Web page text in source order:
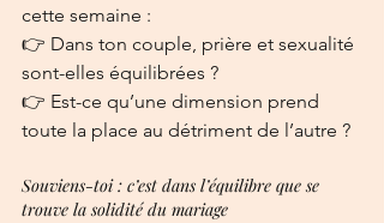
cette semaine :
👉 Dans ton couple, prière et sexualité
sont-elles équilibrées ?
👉 Est-ce qu’une dimension prend
toute la place au détriment de l’autre ?
Souviens-toi : c’est dans l’équilibre que se
trouve la solidité du mariage